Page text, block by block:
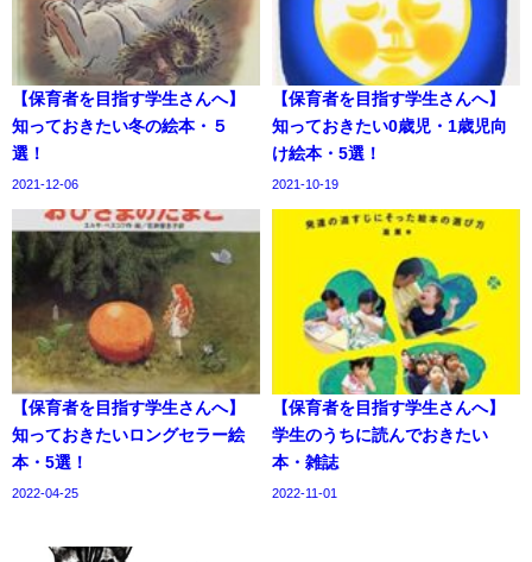
【保育者を目指す学生さんへ】
知っておきたい冬の絵本・５
選！
2021-12-06
【保育者を目指す学生さんへ】
知っておきたい0歳児・1歳児向
け絵本・5選！
2021-10-19
【保育者を目指す学生さんへ】
知っておきたいロングセラー絵
本・5選！
2022-04-25
【保育者を目指す学生さんへ】
学生のうちに読んでおきたい
本・雑誌
2022-11-01